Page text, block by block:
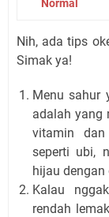
Normal
Nih, ada tips
Simak ya!
Menu sahur
adalah yang
vitamin
seperti ubi,
hijau dengan
Kalau
rendah